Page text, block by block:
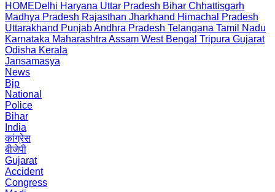
HOMEDelhi Haryana Uttar Pradesh Bihar Chhattisgarh
Madhya Pradesh Rajasthan Jharkhand Himachal Pradesh
Uttarakhand PunjabAndhra Pradesh Telangana Tamil Nadu
Karnataka Maharashtra Assam West Bengal Tripura Gujarat
Odisha Kerala
Jansamasya
News
Bjp
National
Police
Bihar
India
कांग्रेस
बीजेपी
Gujarat
Accident
Congress